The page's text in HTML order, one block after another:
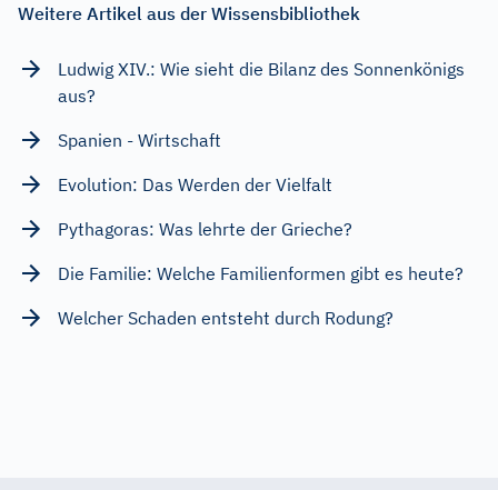
Weitere Artikel aus der Wissensbibliothek
Ludwig XIV.: Wie sieht die Bilanz des Sonnenkönigs
aus?
Spanien - Wirtschaft
Evolution: Das Werden der Vielfalt
Pythagoras: Was lehrte der Grieche?
Die Familie: Welche Familienformen gibt es heute?
Welcher Schaden entsteht durch Rodung?